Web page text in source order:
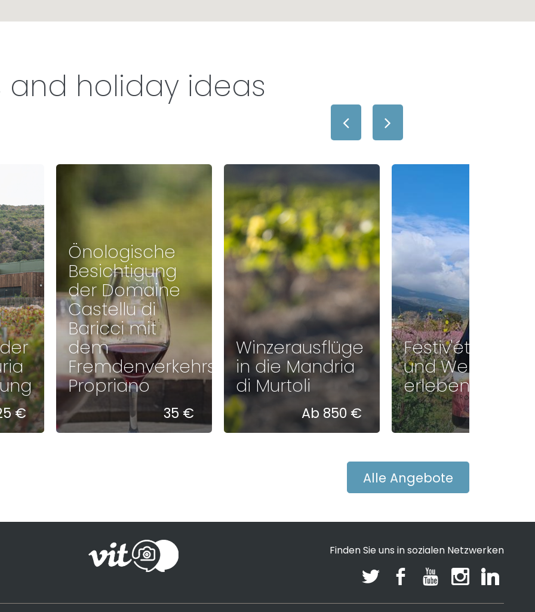
holiday ideas
€
Önologische
Besichtigung
der Domaine
Castellu di
Baricci mit
dem
Fremdenverkehrsbüro
Propriano
35 €
Winzerausflüge
in die Mandria
di Murtoli
Ab 850 €
Festiv'été: Wein
und Wein
erleben
Alle Angebote
Finden Sie uns in sozialen Netzwerken